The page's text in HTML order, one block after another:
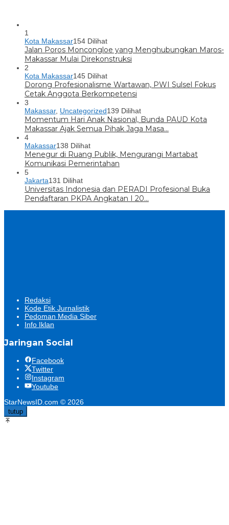
1
Kota Makassar154 Dilihat
Jalan Poros Moncongloe yang Menghubungkan Maros-
Makassar Mulai Direkonstruksi
2
Kota Makassar145 Dilihat
Dorong Profesionalisme Wartawan, PWI Sulsel Fokus
Cetak Anggota Berkompetensi
3
Makassar, Uncategorized139 Dilihat
Momentum Hari Anak Nasional, Bunda PAUD Kota
Makassar Ajak Semua Pihak Jaga Masa…
4
Makassar138 Dilihat
Menegur di Ruang Publik, Mengurangi Martabat
Komunikasi Pemerintahan
5
Jakarta131 Dilihat
Universitas Indonesia dan PERADI Profesional Buka
Pendaftaran PKPA Angkatan I 20…
Redaksi
Kode Etik Jurnalistik
Pedoman Media Siber
Info Iklan
Jaringan Social
Facebook
Twitter
Instagram
Youtube
StarNewsID.com © 2026
tutup